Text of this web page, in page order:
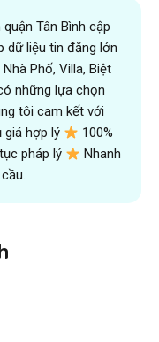
Tân Bình cập
dữ liệu tin đăng lớn
Phố, Villa, Biệt
những lựa chọn
tôi cam kết với
giá hợp lý
100%
pháp lý
Nhanh